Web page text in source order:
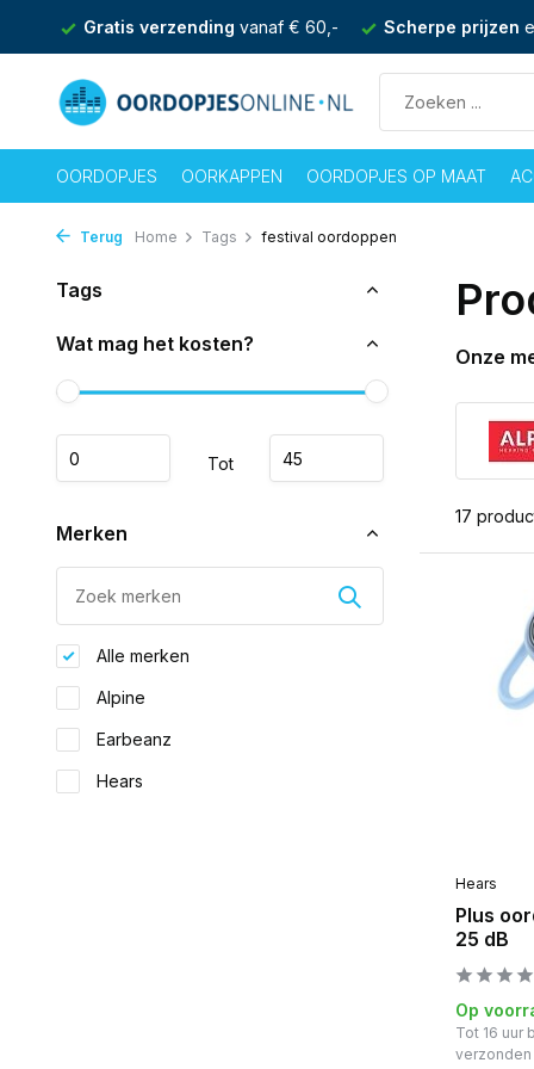
Scherpe prijzenen achteraf betalen mogelijk
OORDOPJES OORKAPPEN OORDOPJES OP MAAT
Terug Home Tags festival oordoppen
Tags
Wat mag het kosten?
Tot
Merken
Alle merken
Alpine
Earbeanz
Hears
Onze
17
Hears
Plus
25 dB
Op
Tot 16 uur
verzonden